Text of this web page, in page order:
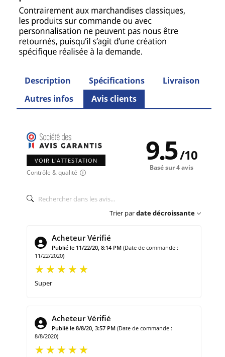
Description Spécifications
Livraison
Autres infos
Avis clients
VOIR L'ATTESTATION
Contrôle & qualité
9.5/10
Basé sur 4 avis
Trier pardate décroissante
Acheteur Vérifié
Publié le 11/22/20, 8:14 PM (Date de commande :
11/22/2020)
Super
Acheteur Vérifié
Publié le 8/8/20, 3:57 PM (Date de commande :
8/8/2020)